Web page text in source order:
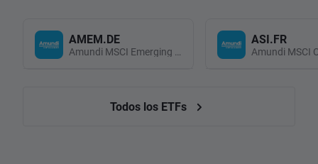
AMEM.DE
Amundi MSCI Emerging Markets UCITS (Acc EUR)
ASI.FR
Todos los ETFs